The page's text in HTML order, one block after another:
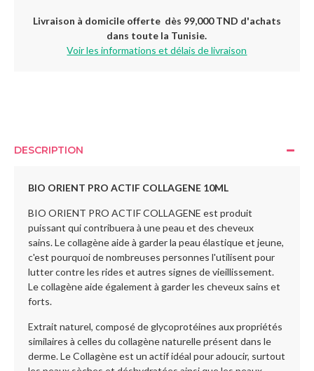
Livraison à domicile offerte dès 99,000 TND d'achats
dans toute la Tunisie.
Voir les informations et délais de livraison
DESCRIPTION
BIO ORIENT PRO ACTIF COLLAGENE 10ML
BIO ORIENT PRO ACTIF COLLAGENE est produit
puissant qui contribuera à une peau et des cheveux
sains. Le collagène aide à garder la peau élastique et jeune,
c'est pourquoi de nombreuses personnes l'utilisent pour
lutter contre les rides et autres signes de vieillissement.
Le collagène aide également à garder les cheveux sains et
forts.
Extrait naturel, composé de glycoprotéines aux propriétés
similaires à celles du collagène naturelle présent dans le
derme. Le Collagène est un actif idéal pour adoucir, surtout